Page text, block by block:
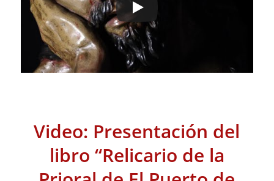
Video: Presentación del
libro “Relicario de la